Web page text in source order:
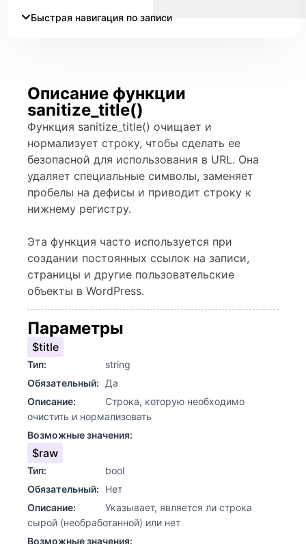
Быстрая навигация по записи
Описание функции
sanitize_title()
Функция sanitize_title() очищает и
нормализует строку, чтобы сделать ее
безопасной для использования в URL. Она
удаляет специальные символы, заменяет
пробелы на дефисы и приводит строку к
нижнему регистру.
Эта функция часто используется при
создании постоянных ссылок на записи,
страницы и другие пользовательские
объекты в WordPress.
Параметры
$title
Тип:
string
Обязательный:
Да
Описание:
Строка, которую необходимо
очистить и нормализовать
Возможные значения:
$raw
Тип:
bool
Обязательный:
Нет
Описание:
Указывает, является ли строка
сырой (необработанной) или нет
Возможные значения: